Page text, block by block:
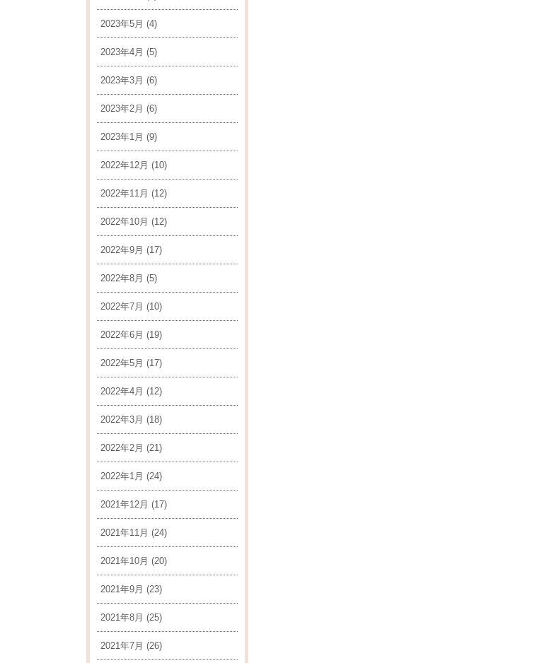
2023年5月 (4)
2023年4月 (5)
2023年3月 (6)
2023年2月 (6)
2023年1月 (9)
2022年12月 (10)
2022年11月 (12)
2022年10月 (12)
2022年9月 (17)
2022年8月 (5)
2022年7月 (10)
2022年6月 (19)
2022年5月 (17)
2022年4月 (12)
2022年3月 (18)
2022年2月 (21)
2022年1月 (24)
2021年12月 (17)
2021年11月 (24)
2021年10月 (20)
2021年9月 (23)
2021年8月 (25)
2021年7月 (26)